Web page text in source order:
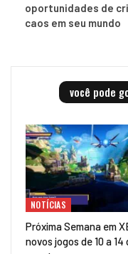
oportunidades de
caos em seu mundo
você pode
NOTÍCIAS
Próxima Semana em
novos jogos de 10 a 14